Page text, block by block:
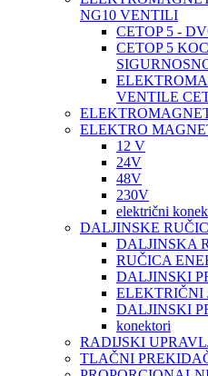
NG10 VENTILI
CETOP 5 -
CETOP 5
VENTILE
ELEKTRO
12 V
24V
48V
230V
električni
DALJINSKE
DALJINSKA
RUČICA
DALJINSKI
ELEKTRIČNI
DALJINSKI
konektori
RADIJSKI
TLAČNI